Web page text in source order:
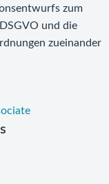
zum
und die
zueinander